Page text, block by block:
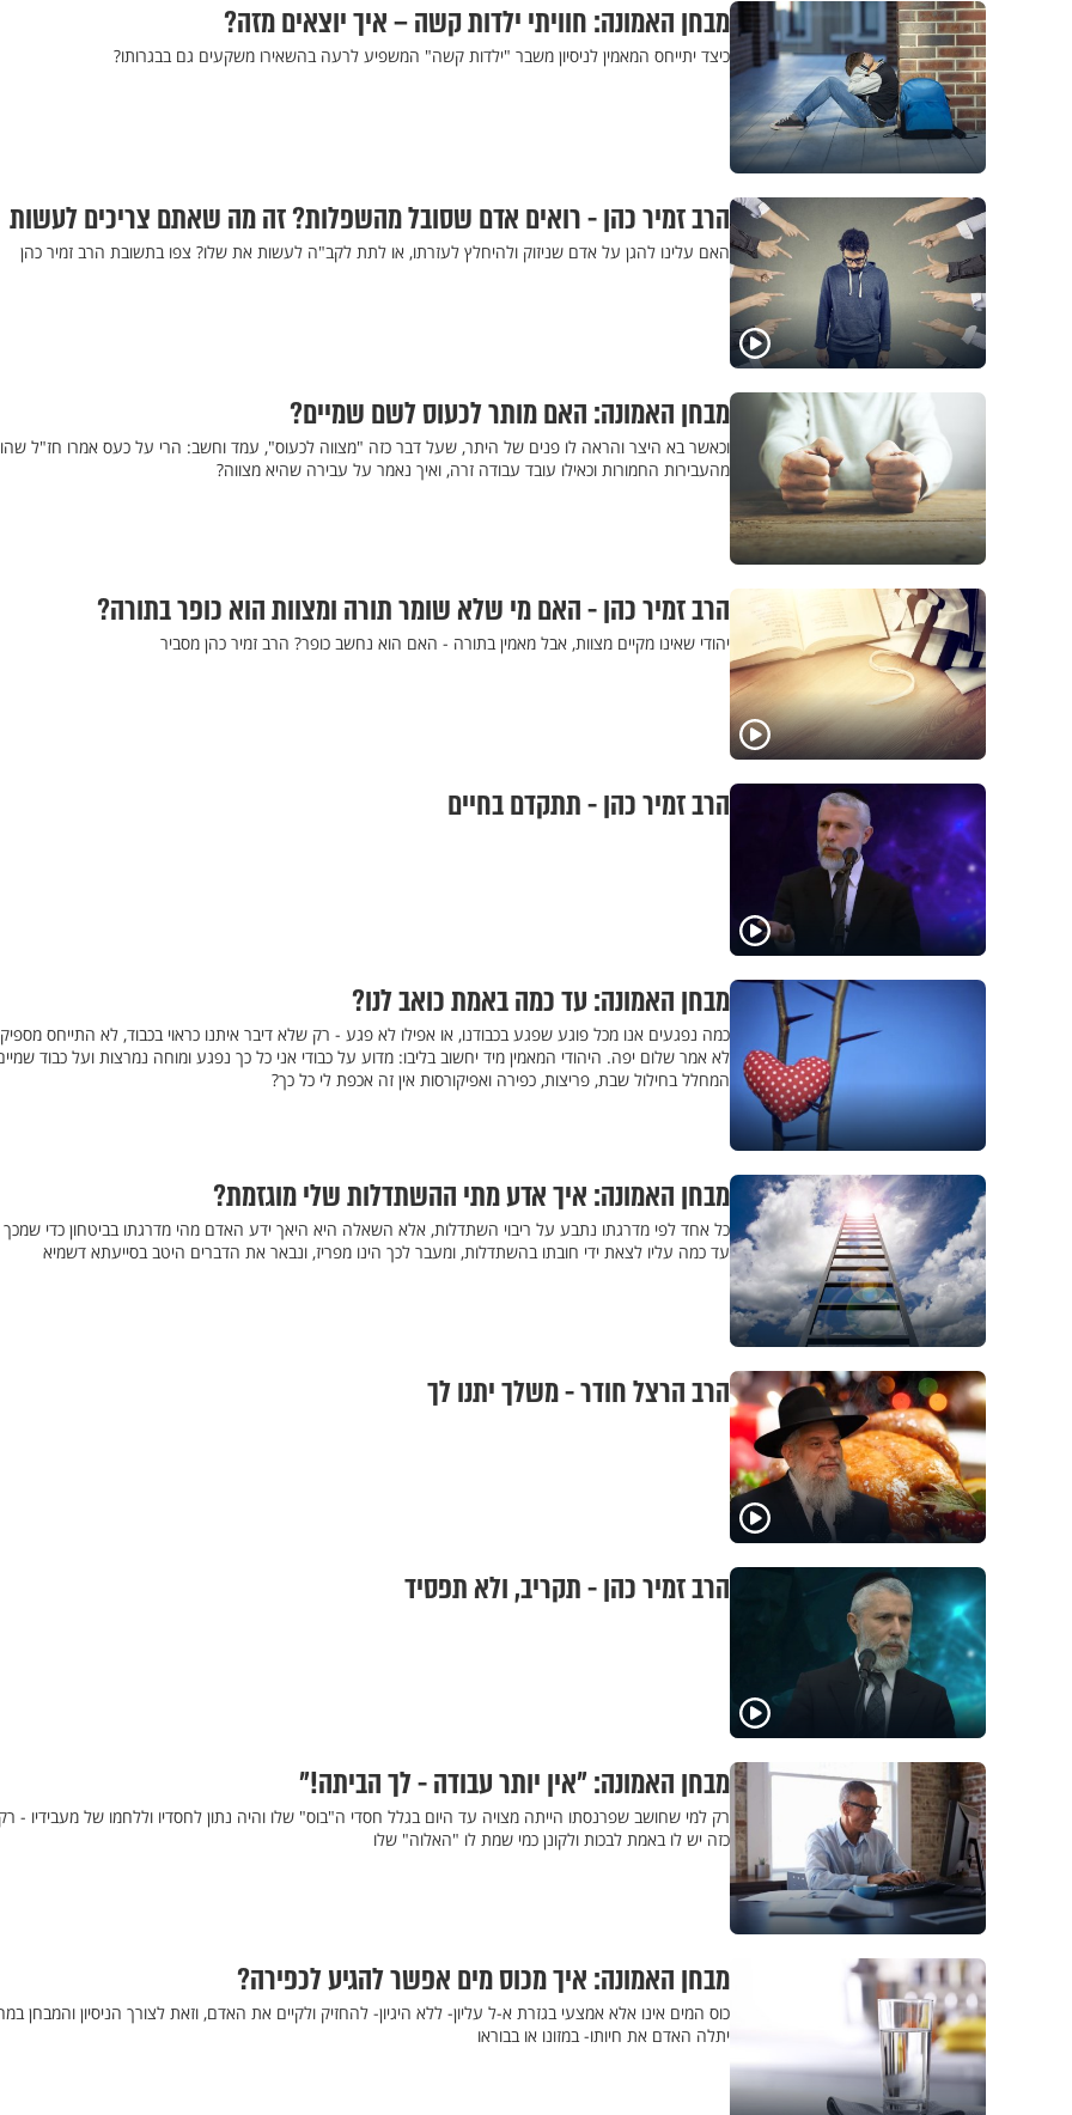
מבחן האמונה: חוויתי ילדות קשה – איך יוצאים מזה?
כיצד יתייחס המאמין לניסיון משבר "ילדות קשה" המשפיע לרעה בהשאירו משקעים גם בבגרותו?
הרב זמיר כהן - רואים אדם שסובל מהשפלות? זה מה שאתם צריכים לעשות
האם עלינו להגן על אדם שניזוק ולהיחלץ לעזרתו, או לתת לקב"ה לעשות את שלו? צפו בתשובת הרב זמיר כהן
מבחן האמונה: האם מותר לכעוס לשם שמיים?
וכאשר בא היצר והראה לו פנים של היתר, שעל דבר כזה "מצווה לכעוס", עמד וחשב: הרי על כעס אמרו חז"ל
מהעבירות החמורות וכאילו עובד עבודה זרה, ואיך נאמר על עבירה שהיא מצווה?
הרב זמיר כהן - האם מי שלא שומר תורה ומצוות הוא כופר בתורה?
יהודי שאינו מקיים מצוות, אבל מאמין בתורה - האם הוא נחשב כופר? הרב זמיר כהן מסביר
הרב זמיר כהן - תתקדם בחיים
מבחן האמונה: עד כמה באמת כואב לנו?
כמה נפגעים אנו מכל פוגע שפגע בכבודנו, או אפילו לא פגע - רק שלא דיבר איתנו כראוי בכבוד, לא התייחס
לא אמר שלום יפה. היהודי המאמין מיד יחשוב בליבו: מדוע על כבודי אני כל כך נפגע ומוחה נמרצות ועל כבוד
המחלל בחילול שבת, פריצות, כפירה ואפיקורסות אין זה אכפת לי כל כך?
מבחן האמונה: איך אדע מתי ההשתדלות שלי מוגזמת?
כל אחד לפי מדרגתו נתבע על ריבוי השתדלות, אלא השאלה היא היאך ידע האדם מהי מדרגתו בביטחון כדי שמכך
עד כמה עליו לצאת ידי חובתו בהשתדלות, ומעבר לכך הינו מפריז, ונבאר את הדברים היטב בסייעתא דשמיא
הרב הרצל חודר - משלך יתנו לך
הרב זמיר כהן - תקריב, ולא תפסיד
מבחן האמונה: "אין יותר עבודה - לך הביתה!"
רק למי שחושב שפרנסתו הייתה מצויה עד היום בגלל חסדי ה"בוס" שלו והיה נתון לחסדיו וללחמו של מעבידיו -
כזה יש לו באמת לבכות ולקונן כמי שמת לו "האלוה" שלו
מבחן האמונה: איך מכוס מים אפשר להגיע לכפירה?
כוס המים אינו אלא אמצעי בגזרת א-ל עליון- ללא היגיון- להחזיק ולקיים את האדם, וזאת לצורך הניסיון והמבחן
יתלה האדם את חיותו- במזונו או בבוראו